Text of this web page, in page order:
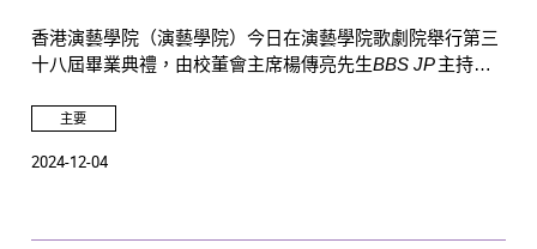
香港演藝學院（演藝學院）今日在演藝學院歌劇院舉行第三
十八屆畢業典禮，由校董會主席楊傳亮先生BBS JP主持頒
主要
2024-12-04